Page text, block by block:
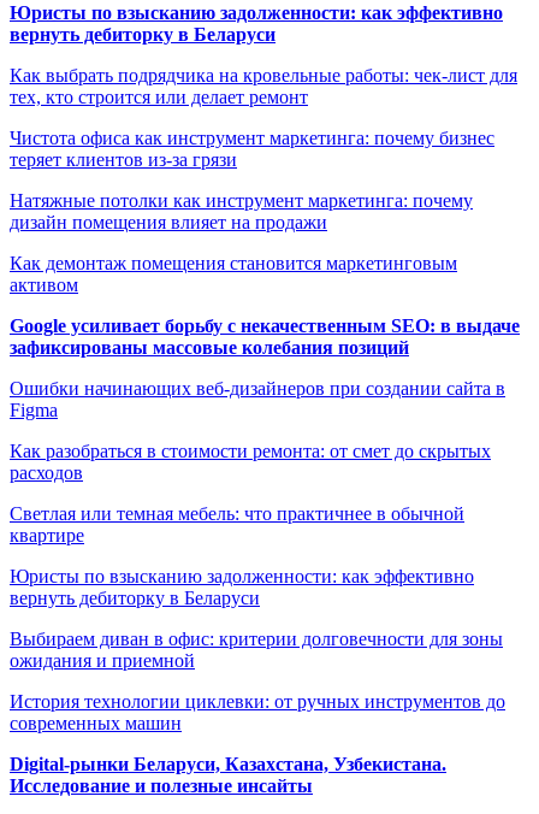
Юристы по взысканию задолженности: как эффективно
вернуть дебиторку в Беларуси
Как выбрать подрядчика на кровельные работы: чек-лист для
тех, кто строится или делает ремонт
Чистота офиса как инструмент маркетинга: почему бизнес
теряет клиентов из-за грязи
Натяжные потолки как инструмент маркетинга: почему
дизайн помещения влияет на продажи
Как демонтаж помещения становится маркетинговым
активом
Google усиливает борьбу с некачественным SEO: в выдаче
зафиксированы массовые колебания позиций
Ошибки начинающих веб-дизайнеров при создании сайта в
Figma
Как разобраться в стоимости ремонта: от смет до скрытых
расходов
Светлая или темная мебель: что практичнее в обычной
квартире
Юристы по взысканию задолженности: как эффективно
вернуть дебиторку в Беларуси
Выбираем диван в офис: критерии долговечности для зоны
ожидания и приемной
История технологии циклевки: от ручных инструментов до
современных машин
Digital-рынки Беларуси, Казахстана, Узбекистана.
Исследование и полезные инсайты